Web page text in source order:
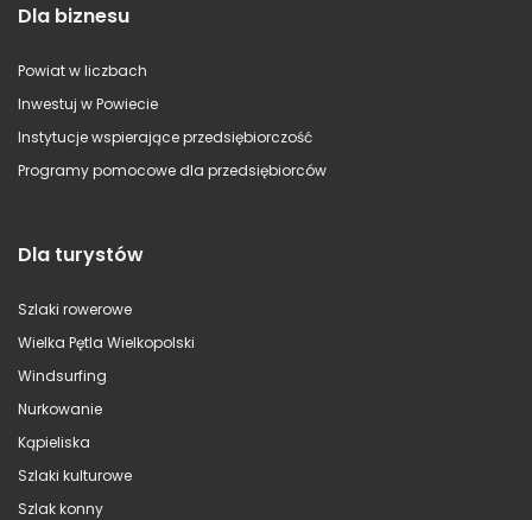
Dla biznesu
Powiat w liczbach
Inwestuj w Powiecie
Instytucje wspierające przedsiębiorczość
Programy pomocowe dla przedsiębiorców
Dla turystów
Szlaki rowerowe
Wielka Pętla Wielkopolski
Windsurfing
Nurkowanie
Kąpieliska
Szlaki kulturowe
Szlak konny